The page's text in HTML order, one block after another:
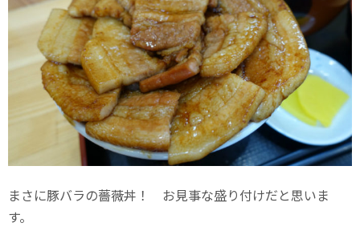
まさに豚バラの薔薇丼！ お見事な盛り付けだと思いま
す。